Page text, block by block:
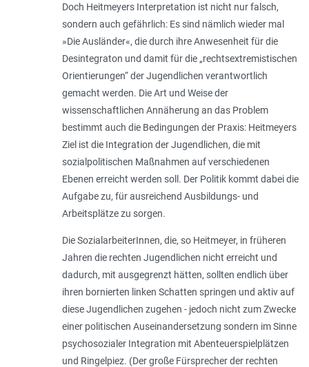
Doch Heitmeyers Interpretation ist nicht nur falsch,
sondern auch gefährlich: Es sind nämlich wieder mal
»Die Ausländer«, die durch ihre Anwesenheit für die
Desintegraton und damit für die „rechtsextremistischen
Orientierungen“ der Jugendlichen verantwortlich
gemacht werden. Die Art und Weise der
wissenschaftlichen Annäherung an das Problem
bestimmt auch die Bedingungen der Praxis: Heitmeyers
Ziel ist die Integration der Jugendlichen, die mit
sozialpolitischen Maßnahmen auf verschiedenen
Ebenen erreicht werden soll. Der Politik kommt dabei die
Aufgabe zu, für ausreichend Ausbildungs- und
Arbeitsplätze zu sorgen.
Die SozialarbeiterInnen, die, so Heitmeyer, in früheren
Jahren die rechten Jugendlichen nicht erreicht und
dadurch, mit ausgegrenzt hätten, sollten endlich über
ihren bornierten linken Schatten springen und aktiv auf
diese Jugendlichen zugehen - jedoch nicht zum Zwecke
einer politischen Auseinandersetzung sondern im Sinne
psychosozialer Integration mit Abenteuerspielplätzen
und Ringelpiez. (Der große Fürsprecher der rechten